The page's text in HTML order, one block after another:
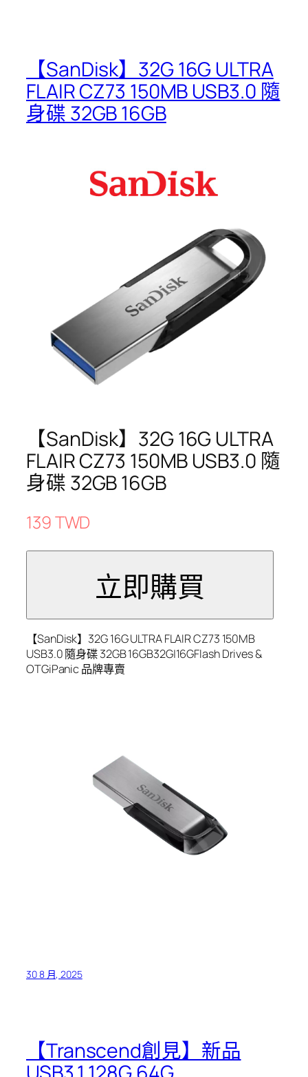
【SanDisk】32G 16G ULTRA
FLAIR CZ73 150MB USB3.0 隨
身碟 32GB 16GB
【SanDisk】32G 16G ULTRA
FLAIR CZ73 150MB USB3.0 隨
身碟 32GB 16GB
139 TWD
【SanDisk】32G 16G ULTRA FLAIR CZ73 150MB
USB3.0 隨身碟 32GB 16GB32G|16GFlash Drives &
OTGiPanic 品牌專賣
30 8 月, 2025
【Transcend創見】新品